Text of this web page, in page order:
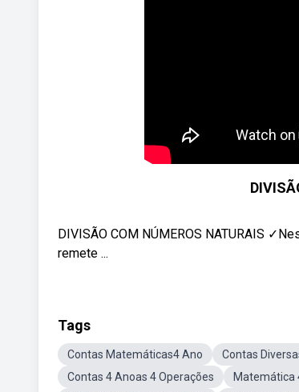
DIVISÃO COM NÚMEROS NATURAIS
remete ...
Tags
Contas Matemáticas4 Ano Contas
Contas 4 Anoas 4 Operações
Matemática